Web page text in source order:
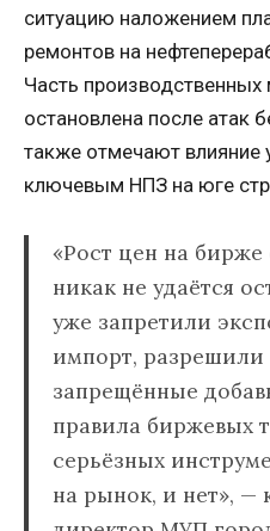
ситуацию наложением
ремонтов на
Часть
остановлена после атак
также отмечают влияние
ключевым НПЗ на юге
«Рост цен на бирже
никак не удаётся
уже запретили
импорт, разрешили
запрещённые
правила биржевых
серьёзных
на рынок, и нет», —